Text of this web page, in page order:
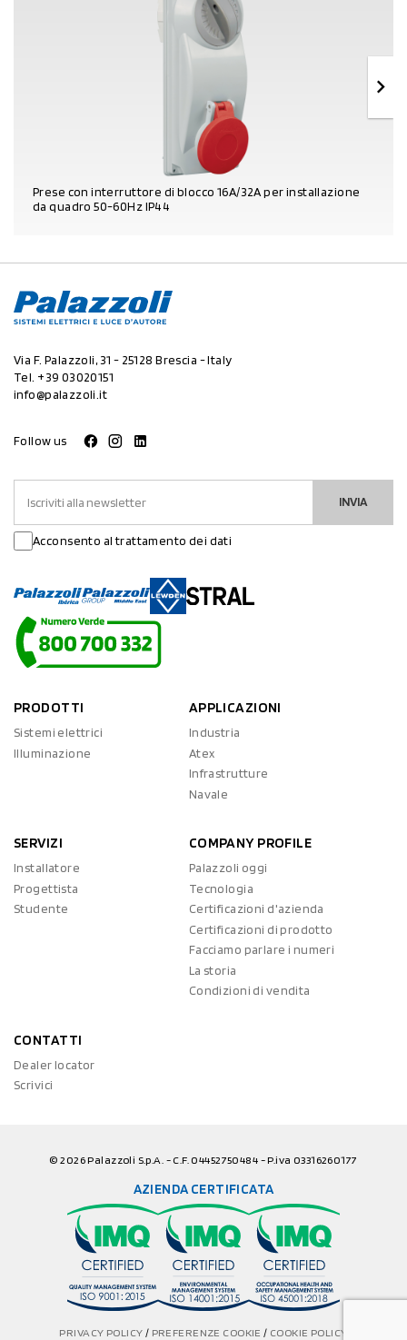
Prese con interruttore di blocco 16A/32A per installazione
da quadro 50-60Hz IP44
Via F. Palazzoli, 31 - 25128 Brescia - Italy
Tel. +39 03020151
info@palazzoli.it
Follow us
INVIA
Acconsento al trattamento dei dati
PRODOTTI
Sistemi elettrici
Illuminazione
APPLICAZIONI
Industria
Atex
Infrastrutture
Navale
SERVIZI
Installatore
Progettista
Studente
COMPANY PROFILE
Palazzoli oggi
Tecnologia
Certificazioni d'azienda
Certificazioni di prodotto
Facciamo parlare i numeri
La storia
Condizioni di vendita
CONTATTI
Dealer locator
Scrivici
© 2026 Palazzoli S.p.A. - C.F. 04452750484 - P.iva 03316260177
AZIENDA CERTIFICATA
PRIVACY POLICY / PREFERENZE COOKIE/ COOKIE POLICY